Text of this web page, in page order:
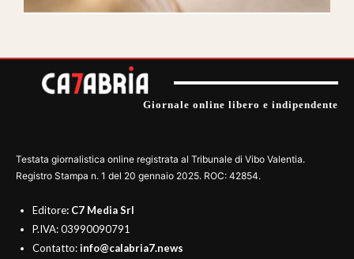
Giornale online libero e indipendente
Testata giornalistica online registrata al Tribunale di Vibo Valentia.
Registro Stampa n. 1 del 20 gennaio 2025. ROC: 42854.
Editore: C7 Media Srl
P.IVA: 03990090791
Contatto:info@calabria7.news